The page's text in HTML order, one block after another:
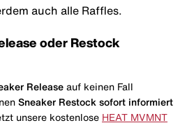
auch alle Raffles.
oder Restock
Release auf keinen Fall
Sneaker Restock sofort informiert
unsere kostenlose HEAT MVMNT